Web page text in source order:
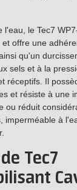
l'eau, le Tec7
offre une
qu'un
sels et à la
réceptifs. Il
et résiste à une
ou réduit
imperméable à
Tec7